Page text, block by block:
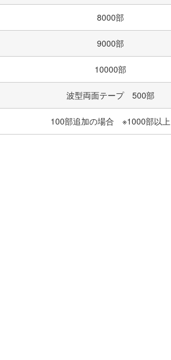
8000部
9000部
10000部
波型両面テープ 500部
100部追加の場合 ※1000部以上